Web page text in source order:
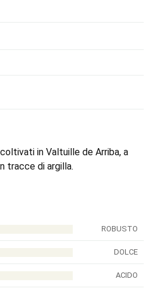
in Valtuille de Arriba, a
tracce di argilla.
ROBUSTO
DOLCE
ACIDO